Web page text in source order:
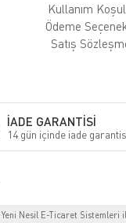
Kullanım
Ödeme
Satış
İADE GARANTİSİ
14 gün içinde iade
Yeni Nesil E-Ticaret Sistemleri